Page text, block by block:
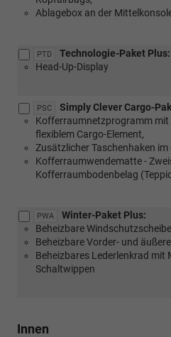
Convenience-
Ablagebox an der
PTD
Technologie-Paket Plus:
Head-Up-Display
PSC
Simply Clever Cargo-
Kofferraumnetzprogramm
flexiblem Cargo-Element,
Zusätzlicher Taschenhaken im
Kofferraumwendematte -
Kofferraumbodenbelag
PWA
Winter-Paket Plus:
Beheizbare
Beheizbare Vorder- und
Beheizbares Lederlenkrad
Schaltwippen
Innen